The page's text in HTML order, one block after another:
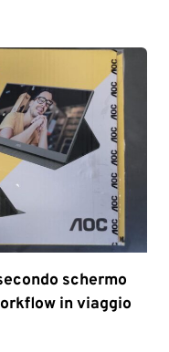
schermo
in viaggio